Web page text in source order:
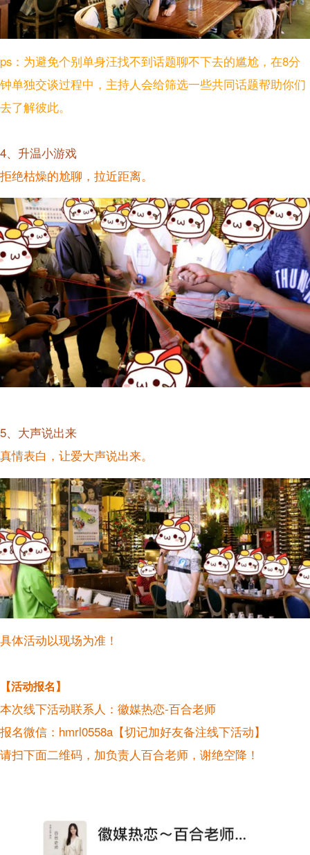
ps：为避免个别单身汪找不到话题聊不下去的尴尬，在8分
钟单独交谈过程中，主持人会给筛选一些共同话题帮助你们
去了解彼此。
4、升温小游戏
拒绝枯燥的尬聊，拉近距离。
5、大声说出来
真情表白，让爱大声说出来。
具体活动以现场为准！
【活动报名】
本次线下活动联系人：徽媒热恋-百合老师
报名微信：hmrl0558a【切记加好友备注线下活动】
请扫下面二维码，加负责人百合老师，谢绝空降！